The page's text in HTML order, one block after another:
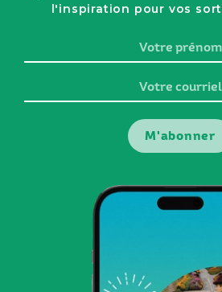
l'inspiration pour vos
prénom
courriel